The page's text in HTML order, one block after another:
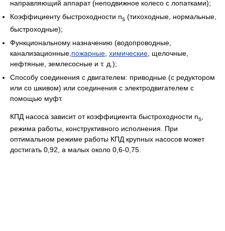
направляющий аппарат (неподвижное колесо с лопатками);
Коэффициенту быстроходности ns (тихоходные, нормальные,
быстроходные);
Функциональному назначению (водопроводные,
канализационные, пожарные химические , щелочные,
нефтяные, землесосные и т. д.);
Способу соединения с двигателем: приводные (с редуктором
или со шкивом) или соединения с электродвигателем с
помощью муфт.
КПД насоса зависит от коэффициента быстроходности ns
режима работы, конструктивного исполнения. При
оптимальном режиме работы КПД крупных насосов может
достигать 0,92, а малых около 0,6-0,75.